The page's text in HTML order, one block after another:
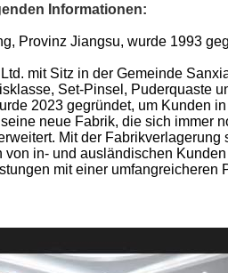
Informationen:
Provinz Jiangsu, wurde 1993
mit Sitz in der Gemeinde
Set-Pinsel, Puderquaste
2023 gegründet, um Kunden
neue Fabrik, die sich immer
Mit der
in- und ausländischen
mit einer